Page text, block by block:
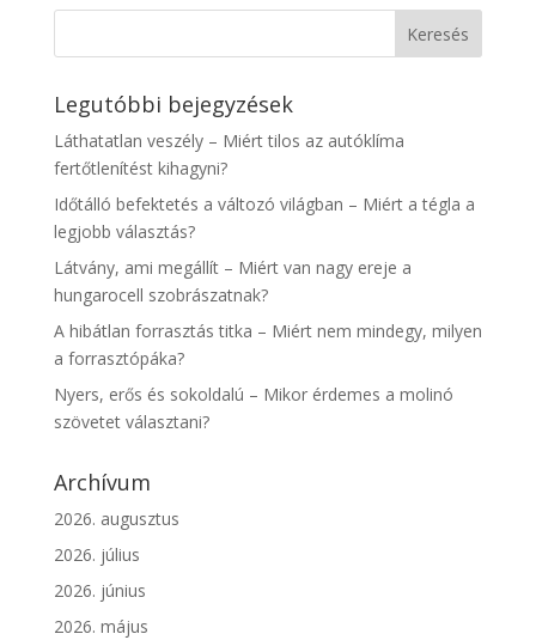
Legutóbbi bejegyzések
Láthatatlan veszély – Miért tilos az autóklíma
fertőtlenítést kihagyni?
Időtálló befektetés a változó világban – Miért a tégla a
legjobb választás?
Látvány, ami megállít – Miért van nagy ereje a
hungarocell szobrászatnak?
A hibátlan forrasztás titka – Miért nem mindegy, milyen
a forrasztópáka?
Nyers, erős és sokoldalú – Mikor érdemes a molinó
szövetet választani?
Archívum
2026. augusztus
2026. július
2026. június
2026. május